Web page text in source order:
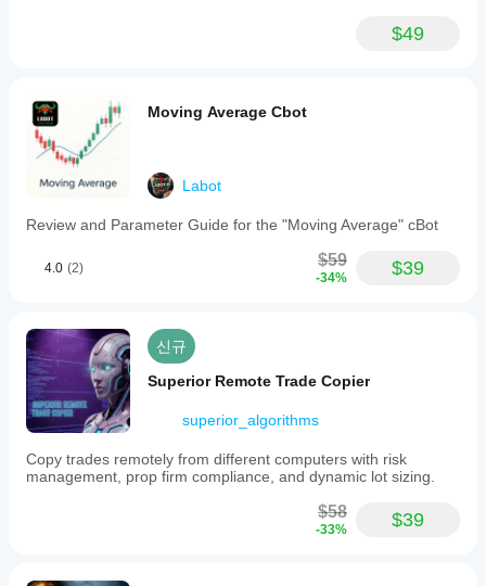
$49
Moving Average Cbot
Labot
Review and Parameter Guide for the "Moving Average" cBot
4.0 (2) $59
-34% $39
신규
Superior Remote Trade Copier
superior_algorithms
Copy trades remotely from different computers with risk
management, prop firm compliance, and dynamic lot sizing.
$58
-33% $39